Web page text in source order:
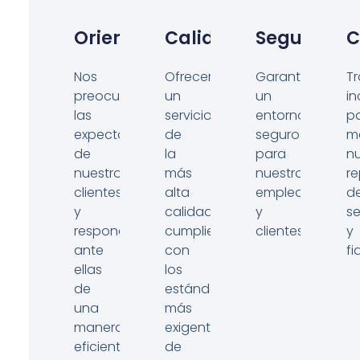
Orientación
Nos
preocupan
las
expectativas
de
nuestros
clientes
y
respondemos
ante
ellas
de
una
manera
eficiente.
Calidad
Ofrecemos
un
servicio
de
la
más
alta
calidad,
cumpliendo
con
los
estándares
más
exigentes
de
Seguridad
Garantizamos
un
entorno
seguro
para
nuestros
empleados
y
clientes.
y